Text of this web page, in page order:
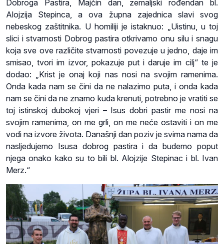
Dobroga Pastira, Majčin dan, zemaljski rođendan bl.
Alojzija Stepinca, a ova župna zajednica slavi svog
nebeskog zaštitnika. U homiliji je istaknuo: „Uistinu, u toj
slici i stvarnosti Dobrog pastira otkrivamo onu silu i snagu
koja sve ove različite stvarnosti povezuje u jedno, daje im
smisao, tvori im izvor, pokazuje put i daruje im cilj“ te je
dodao: „Krist je onaj koji nas nosi na svojim ramenima.
Onda kada nam se čini da ne nalazimo puta, i onda kada
nam se čini da ne znamo kuda krenuti, potrebno je vratiti se
toj istinskoj dubokoj vjeri – Isus dobri pastir me nosi na
svojim ramenima, on me grli, on me neće ostaviti i on me
vodi na izvore života. Današnji dan poziv je svima nama da
nasljedujemo Isusa dobrog pastira i da budemo poput
njega onako kako su to bili bl. Alojzije Stepinac i bl. Ivan
Merz.“